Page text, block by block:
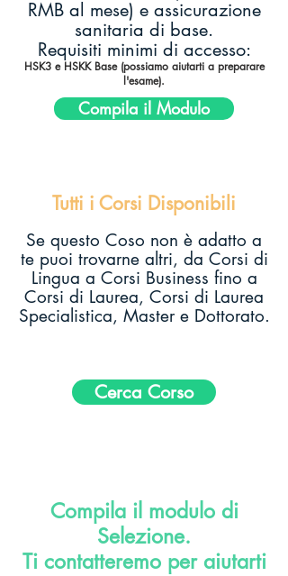
RMB al mese) e assicurazione
sanitaria di base.
Requisiti minimi di accesso:
HSK3 e HSKK Base​​ (possiamo aiutarti a preparare
l'esame).
Compila il Modulo
Tutti i Corsi Disponibili
Se questo Coso non è adatto a
te puoi trovarne altri, da Corsi di
Lingua a Corsi Business fino a
Corsi di Laurea, Corsi di Laurea
Specialistica, Master e Dottorato.
Cerca Corso
Compila il modulo di
Selezione.
Ti contatteremo per aiutarti